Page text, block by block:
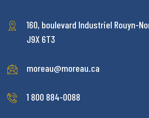
160, boulevard Industriel Rouyn-
J9X 6T3
moreau@moreau.ca
1 800 884-0088